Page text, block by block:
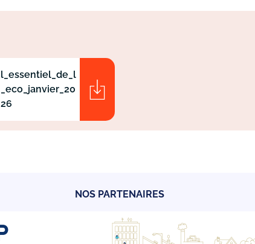
l_essentiel_de_l
_eco_janvier_20
26
NOS PARTENAIRES